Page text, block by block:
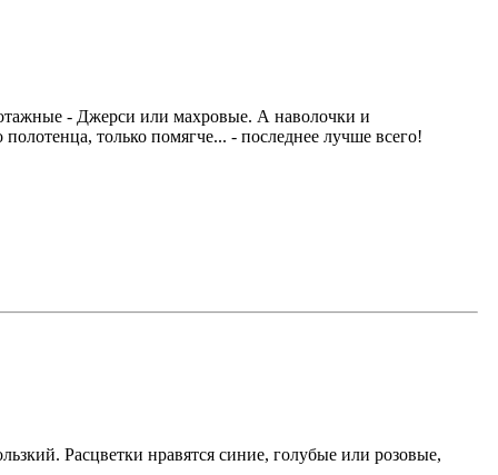
- Джерси или махровые. А наволочки и
только помягче... - последнее лучше всего!
Расцветки нравятся синие, голубые или розовые,